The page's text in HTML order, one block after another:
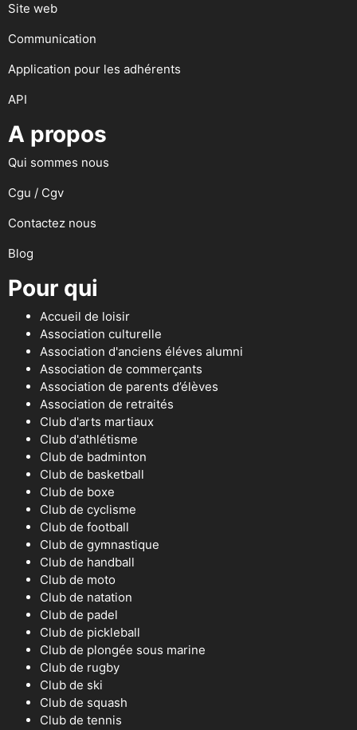
Site web
Communication
Application pour les adhérents
API
A propos
Qui sommes nous
Cgu / Cgv
Contactez nous
Blog
Pour qui
Accueil de loisir
Association culturelle
Association d'anciens éléves alumni
Association de commerçants
Association de parents d’élèves
Association de retraités
Club d'arts martiaux
Club d'athlétisme
Club de badminton
Club de basketball
Club de boxe
Club de cyclisme
Club de football
Club de gymnastique
Club de handball
Club de moto
Club de natation
Club de padel
Club de pickleball
Club de plongée sous marine
Club de rugby
Club de ski
Club de squash
Club de tennis